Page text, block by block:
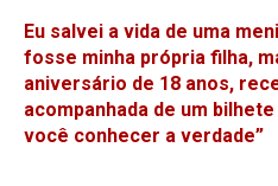
Eu salvei a vida de uma
fosse minha própria filha,
aniversário de 18 anos,
acompanhada de um
você conhecer a verdade”